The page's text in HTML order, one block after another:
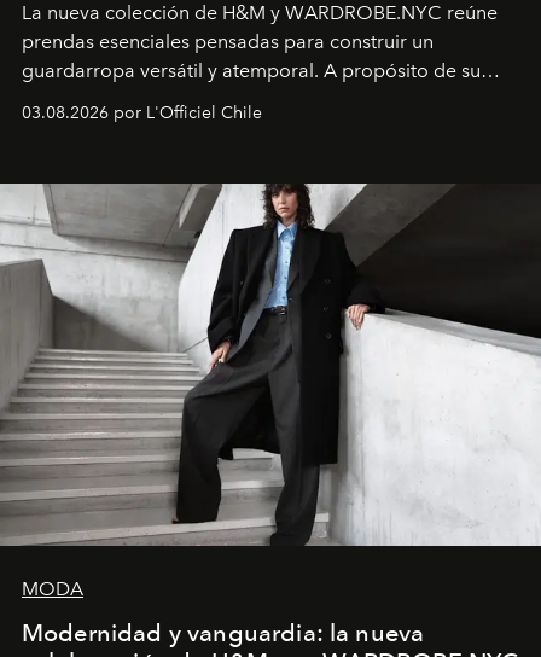
La nueva colección de H&M y WARDROBE.NYC reúne
prendas esenciales pensadas para construir un
guardarropa versátil y atemporal. A propósito de su
lanzamiento, los fundadores de la firma neoyorquina y
la asesora creativa y jefa de diseño global de la marca
y la filosofía detrás de la propuesta.
03.08.2026 por L'Officiel Chile
MODA
Modernidad y vanguardia: la nueva